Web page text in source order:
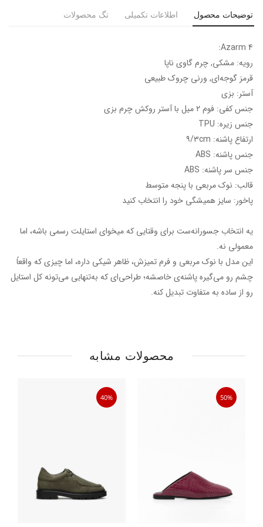
توضیحات محصول اطلاعات تکمیلی تگ محصولات
Azarm 4:
رویه: مشکی, چرم گاوی ناپا
قرمز گوجه‌ای, ورنی چروک طبیعی
آستر: بزی
جنس کفی: فوم ۲ میل با آستر روکش چرم بزی
جنس زیره: TPU
ارتفاع پاشنه: ۹/۳cm
جنس پاشنه: ABS
جنس سر پاشنه: ABS
قالب: نوک مربعی با پنجه متوسط
پاخور: سایز همیشگی خود را انتخاب کنید
یه انتخاب جسورانه‌ست برای وقتایی که میخوای استایلت رسمی باشه، اما
معمولی نه.
این مدل با نوک مربعی و فرم تمیزش، ظاهر شیکی داره، اما چیزی که واقعاً
چشم رو می‌گیره پاشنه‌ی خاصشه؛ طراحی‌ای که به‌تنهایی می‌تونه کل استایل
رو از ساده به متفاوت تبدیل کنه.
محصولات مشابه
50%
40%